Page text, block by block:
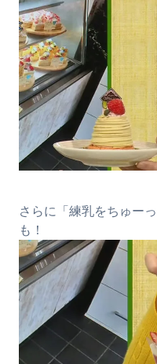
さらに「練乳をちゅー
も！